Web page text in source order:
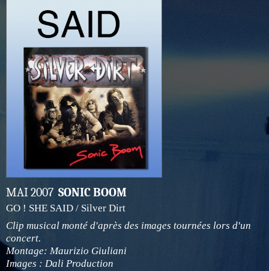
MAI 2007 SONIC BOOM
GO ! SHE SAID / Silver Dirt
Clip musical monté d'après des images tournées lors d'un
concert.
Montage: Maurizio Giuliani
Images : Dali Production